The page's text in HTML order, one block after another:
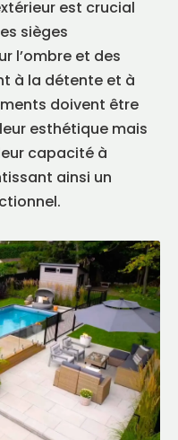
est crucial
sièges
l’ombre et des
à la détente et à
doivent être
esthétique mais
capacité à
ainsi un